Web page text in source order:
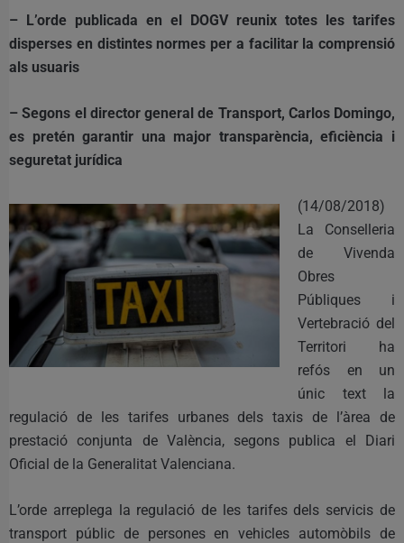
– L’orde publicada en el DOGV reunix totes les tarifes
disperses en distintes normes per a facilitar la comprensió
als usuaris
– Segons el director general de Transport, Carlos Domingo,
es pretén garantir una major transparència, eficiència i
seguretat jurídica
(14/08/2018)
La Conselleria
de Vivenda
Obres
Públiques i
Vertebració del
Territori ha
refós en un
únic text la
regulació de les tarifes urbanes dels taxis de l’àrea de
prestació conjunta de València, segons publica el Diari
Oficial de la Generalitat Valenciana.
L’orde arreplega la regulació de les tarifes dels servicis de
transport públic de persones en vehicles automòbils de